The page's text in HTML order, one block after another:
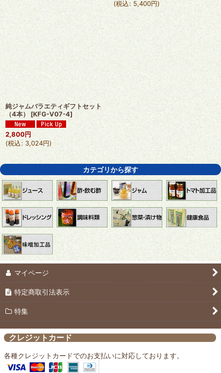
(税込: 5,400円)
純ジャムバラエティギフトセット
（4本）
[KFG-V07-4]
2,800円
(税込: 3,024円)
カテゴリから探す
マイページ
特定商取引法表示
特集
クレジットカード
各種クレジットカードでのお支払いに対応しております。